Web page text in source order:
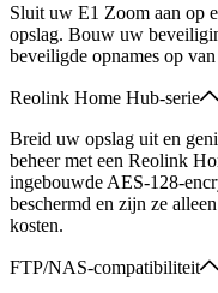
Sluit uw E1 Zoom aan op
opslag. Bouw uw
beveiligde opnames op
Reolink Home Hub-serie
Breid uw opslag uit en
beheer met een Reolink
ingebouwde AES-128-
beschermd en zijn ze
kosten.
FTP/NAS-compatibiliteit